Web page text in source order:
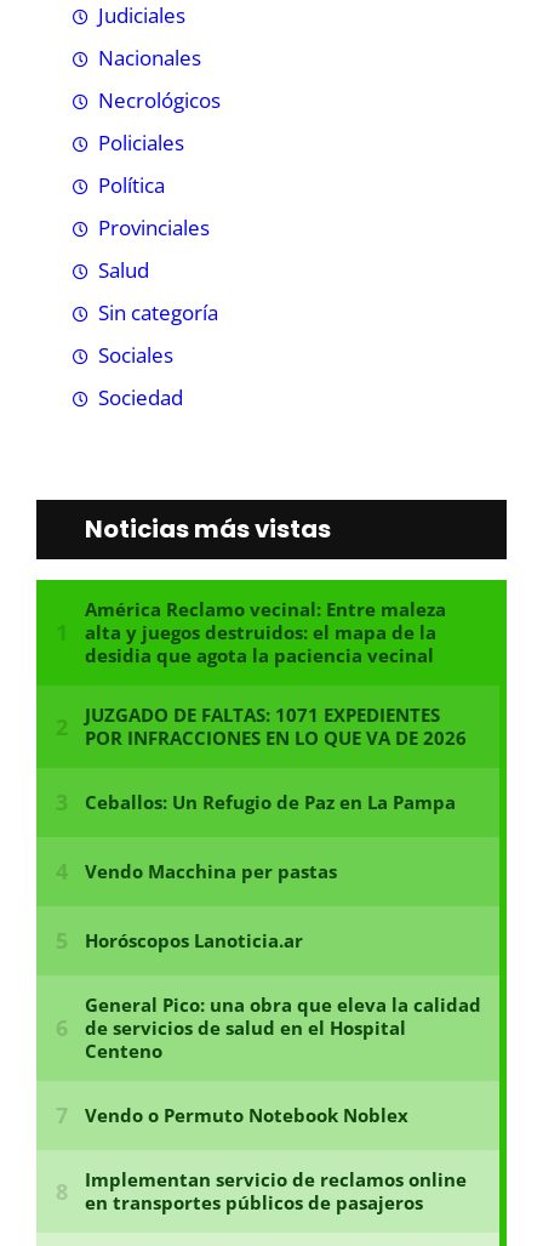
Judiciales
Nacionales
Necrológicos
Policiales
Política
Provinciales
Salud
Sin categoría
Sociales
Sociedad
Noticias más vistas